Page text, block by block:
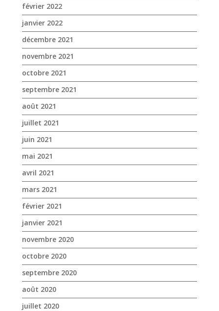
février 2022
janvier 2022
décembre 2021
novembre 2021
octobre 2021
septembre 2021
août 2021
juillet 2021
juin 2021
mai 2021
avril 2021
mars 2021
février 2021
janvier 2021
novembre 2020
octobre 2020
septembre 2020
août 2020
juillet 2020